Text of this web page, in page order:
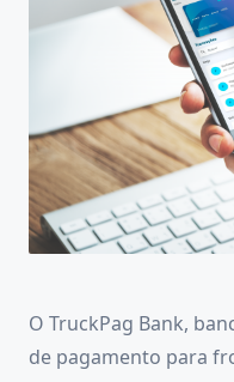
O TruckPag Bank,
de pagamento para